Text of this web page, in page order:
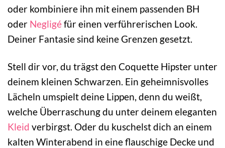
oder kombiniere ihn mit einem passenden BH
oder Negligéfür einen verführerischen Look.
Deiner Fantasie sind keine Grenzen gesetzt.
Stell dir vor, du trägst den Coquette Hipster unter
deinem kleinen Schwarzen. Ein geheimnisvolles
Lächeln umspielt deine Lippen, denn du weißt,
welche Überraschung du unter deinem eleganten
Kleid verbirgst. Oder du kuschelst dich an einem
kalten Winterabend in eine flauschige Decke und